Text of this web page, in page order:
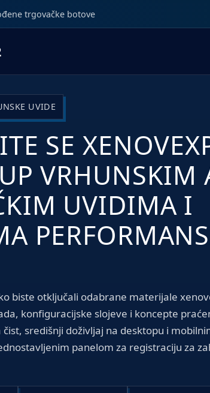
trgovačke botove
UVIDE
SE
VRHUNSKIM
UVIDIMA I
biste otključali odabrane materijale
konfiguracijske slojeve i koncepte
središnji doživljaj na desktopu i
panelom za registraciju za